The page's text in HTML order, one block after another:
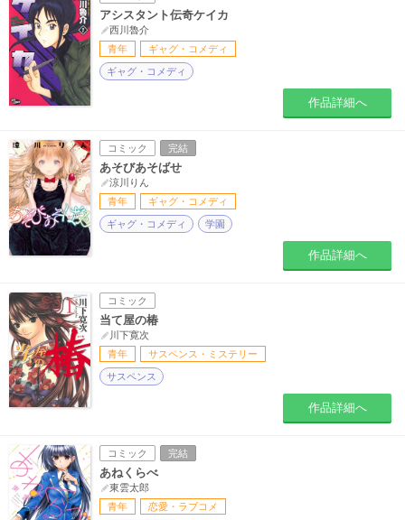
アシスタント伝奇ケイカ
西川魯介
青年
ギャグ・コメディ
ギャグ・コメディ
作品詳細へ
コミック 完結
あそびあそばせ
涼川りん
青年
ギャグ・コメディ
ギャグ・コメディ 学園
作品詳細へ
コミック
当て屋の椿
川下寛次
青年
サスペンス・ミステリー
サスペンス
作品詳細へ
コミック 完結
あねくらべ
東雲太郎
青年
恋愛・ラブコメ